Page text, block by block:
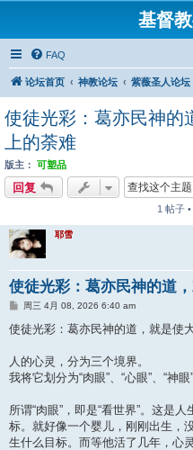
基督
FAQ
论坛首页 神教论坛 紫薇圣人论坛
使徒光彩：葛亦民神的
上的荼难
版主： 可塑品
回复
1 帖子
耶雪
使徒光彩：葛亦民神的道
帖周三 4月 08, 2026 6:40 am
使徒光彩：葛亦民神的道，就是使
人的心灵，分为三个境界。
我将它划分为“肉眼”、“心眼”、“神眼
所谓“肉眼”，即是“看世界”。这是
标。就好像一个婴儿，刚刚出生，
生什么目标。而等他活了几年，心